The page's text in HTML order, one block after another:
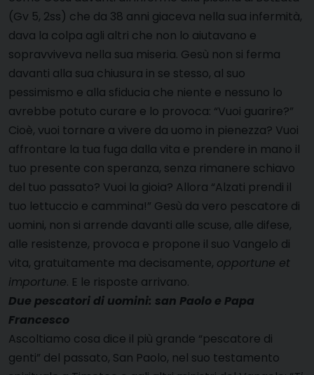
(Gv 5, 2ss) che da 38 anni giaceva nella sua infermità,
dava la colpa agli altri che non lo aiutavano e
sopravviveva nella sua miseria. Gesù non si ferma
davanti alla sua chiusura in se stesso, al suo
pessimismo e alla sfiducia che niente e nessuno lo
avrebbe potuto curare e lo provoca: “Vuoi guarire?”
Cioè, vuoi tornare a vivere da uomo in pienezza? Vuoi
affrontare la tua fuga dalla vita e prendere in mano il
tuo presente con speranza, senza rimanere schiavo
del tuo passato? Vuoi la gioia? Allora “Alzati prendi il
tuo lettuccio e cammina!” Gesù da vero pescatore di
uomini, non si arrende davanti alle scuse, alle difese,
alle resistenze, provoca e propone il suo Vangelo di
vita, gratuitamente ma decisamente, opportune et
importune. E le risposte arrivano.
Due pescatori di uomini: san Paolo e Papa
Francesco
Ascoltiamo cosa dice il più grande “pescatore di
genti” del passato, San Paolo, nel suo testamento